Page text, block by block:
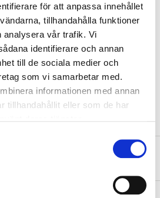
för att anpassa innehållet
tillhandahålla funktioner
analysera vår trafik. Vi
identifierare och annan
till de sociala medier och
som vi samarbetar med.
informationen med annan
tillhandahållit eller som de har
35–39
White
Unisex model
3 pcs
polyester, 3% elastane